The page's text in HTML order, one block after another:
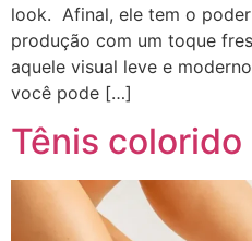
look. Afinal, ele tem o
produção com um toque
aquele visual leve e
você pode […]
Tênis colorido